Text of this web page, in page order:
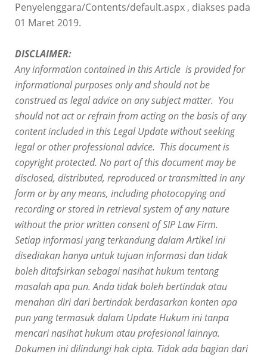
Penyelenggara/Contents/default.aspx , diakses pada
01 Maret 2019.
DISCLAIMER:
Any information contained in this Article is provided for
informational purposes only and should not be
construed as legal advice on any subject matter. You
should not act or refrain from acting on the basis of any
content included in this Legal Update without seeking
legal or other professional advice. This document is
copyright protected. No part of this document may be
disclosed, distributed, reproduced or transmitted in any
form or by any means, including photocopying and
recording or stored in retrieval system of any nature
without the prior written consent of SIP Law Firm.
Setiap informasi yang terkandung dalamArtikelini
disediakan hanya untuk tujuan informasi dan tidak
boleh ditafsirkan sebagai nasihat hukum tentang
masalah apa pun. Anda tidak boleh bertindak atau
menahan diri dari bertindak berdasarkan konten apa
pun yang termasuk dalam UpdateHukum ini tanpa
mencari nasihat hukum atau profesional lainnya.
Dokumen ini dilindungi hak cipta. Tidak ada bagian dari